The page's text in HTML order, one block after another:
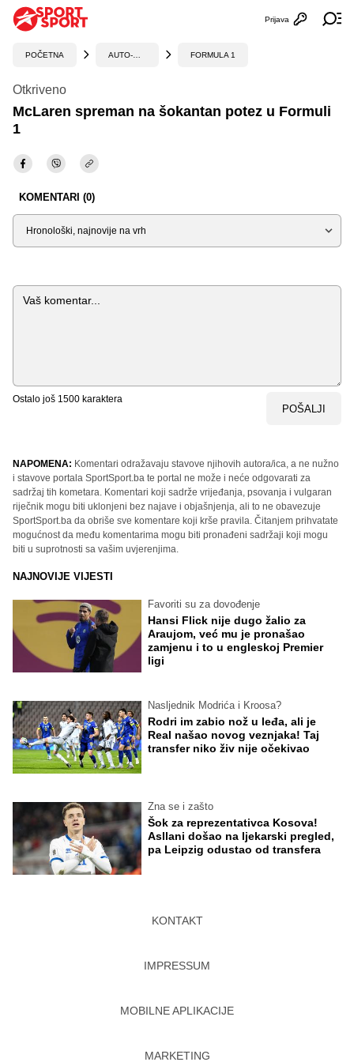
Otvori
Prijava
POČETNA FORMULA 1
Otkriveno
McLaren spreman na šokantan potez u Formuli
1
KOMENTARI (0)
Sortiraj
Komentar
Ostalo još 1500 karaktera
POŠALJI
NAPOMENA: Komentari odražavaju stavove njihovih autora/ica, a ne nužno
i stavove portala SportSport.ba te portal ne može i neće odgovarati za
sadržaj tih kometara. Komentari koji sadrže vrijeđanja, psovanja i vulgaran
riječnik mogu biti uklonjeni bez najave i objašnjenja, ali to ne obavezuje
SportSport.ba da obriše sve komentare koji krše pravila. Čitanjem prihvatate
mogućnost da među komentarima mogu biti pronađeni sadržaji koji mogu
biti u suprotnosti sa vašim uvjerenjima.
NAJNOVIJE VIJESTI
Favoriti su za dovođenje
Hansi Flick nije dugo žalio za
Araujom, već mu je pronašao
zamjenu i to u engleskoj Premier
ligi
Nasljednik Modrića i Kroosa?
Rodri im zabio nož u leđa, ali je
Real našao novog veznjaka! Taj
transfer niko živ nije očekivao
Zna se i zašto
Šok za reprezentativca Kosova!
Asllani došao na ljekarski pregled,
pa Leipzig odustao od transfera
KONTAKT
IMPRESSUM
MOBILNE APLIKACIJE
MARKETING